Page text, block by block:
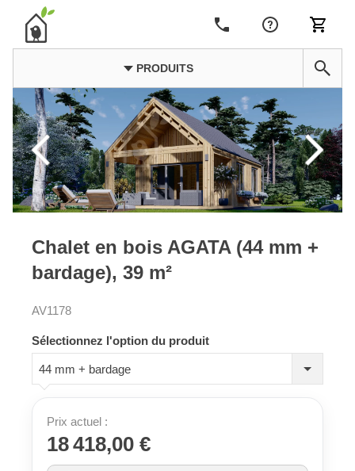
PRODUITS
Chalet en bois AGATA (44 mm +
bardage), 39 m²
AV1178
Sélectionnez l'option du produit
44 mm + bardage
Prix actuel :
18 418,00 €